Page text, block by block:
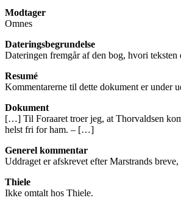
Modtager
Omnes
Dateringsbegrundelse
Dateringen fremgår af den bog, hvori teksten
Resumé
Kommentarerne til dette dokument er under
Dokument
[…] Til Foraaret troer jeg, at Thorvaldsen
helst fri for ham. – […]
Generel kommentar
Uddraget er afskrevet efter Marstrands
Thiele
Ikke omtalt hos Thiele.